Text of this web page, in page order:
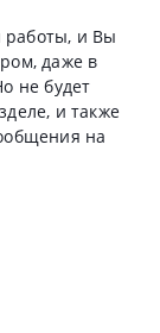
и Вы
даже в
не будет
и также
на